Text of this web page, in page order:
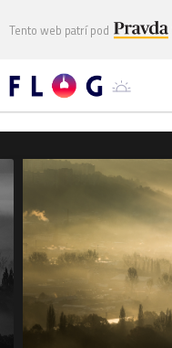
Tento web patrí pod